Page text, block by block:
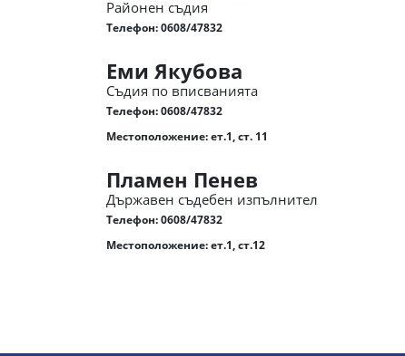
Районен съдия
Телефон:0608/47832
Еми Якубова
Съдия по вписванията
Телефон:0608/47832
Местоположение: ет.1, ст. 11
Пламен Пенев
Държавен съдебен изпълнител
Телефон:0608/47832
Местоположение: ет.1, ст.12